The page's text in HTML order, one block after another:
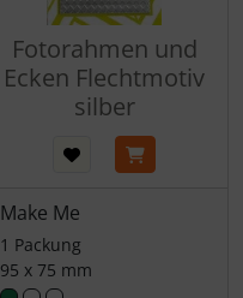
Fotorahmen und
Ecken Flechtmotiv
silber
Make Me
1 Packung
95 x 75 mm